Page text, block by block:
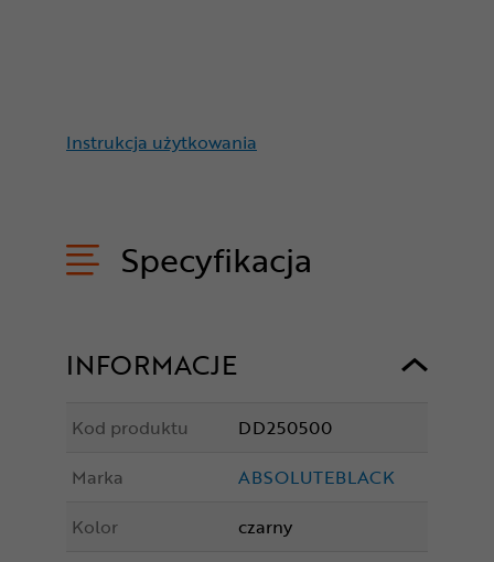
Instrukcja użytkowania
Specyfikacja
INFORMACJE
Kod produktu
DD250500
Marka
ABSOLUTEBLACK
Kolor
czarny